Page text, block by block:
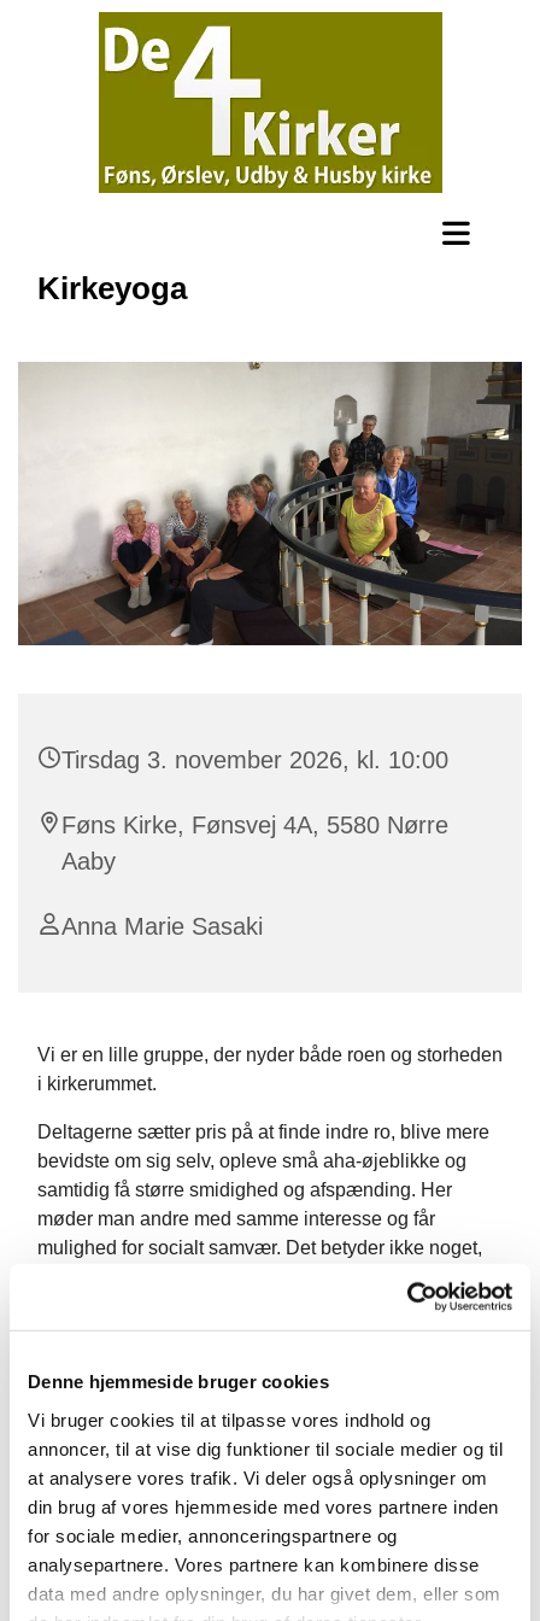
Denne hjemmeside bruger cookies
Vi bruger cookies til at tilpasse vores indhold og
annoncer, til at vise dig funktioner til sociale medier og til
at analysere vores trafik. Vi deler også oplysninger om
din brug af vores hjemmeside med vores partnere inden
for sociale medier, annonceringspartnere og
analysepartnere. Vores partnere kan kombinere disse
data med andre oplysninger, du har givet dem, eller som
Kirkeyoga
Tirsdag 3. november 2026, kl. 10:00
Føns Kirke, Fønsvej 4A, 5580 Nørre
Aaby
Anna Marie Sasaki
Vi er en lille gruppe, der nyder både roen og storheden
i kirkerummet.
Deltagerne sætter pris på at finde indre ro, blive mere
bevidste om sig selv, opleve små aha-øjeblikke og
samtidig få større smidighed og afspænding. Her
møder man andre med samme interesse og får
mulighed for socialt samvær. Det betyder ikke noget,
om du er ung eller ældre, veltrænet eller motorisk
udfordret – alle kan få noget ud af fællesskabet og
arbejdet med sig selv, er vores erfaring.
Kom og vær med!
Anne Marie Sasaki
tlf.: 6032 0132